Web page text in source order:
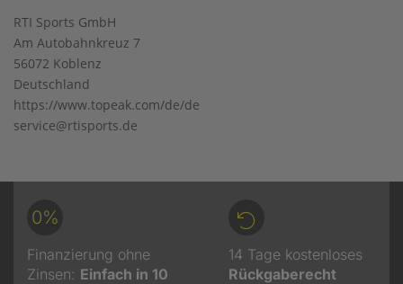
RTI Sports GmbH
Am Autobahnkreuz 7
56072 Koblenz
Deutschland
https://www.topeak.com/de/de
service@rtisports.de
0%
Finanzierung ohne
Zinsen: Einfach in 10
14 Tage kostenloses
Rückgaberecht